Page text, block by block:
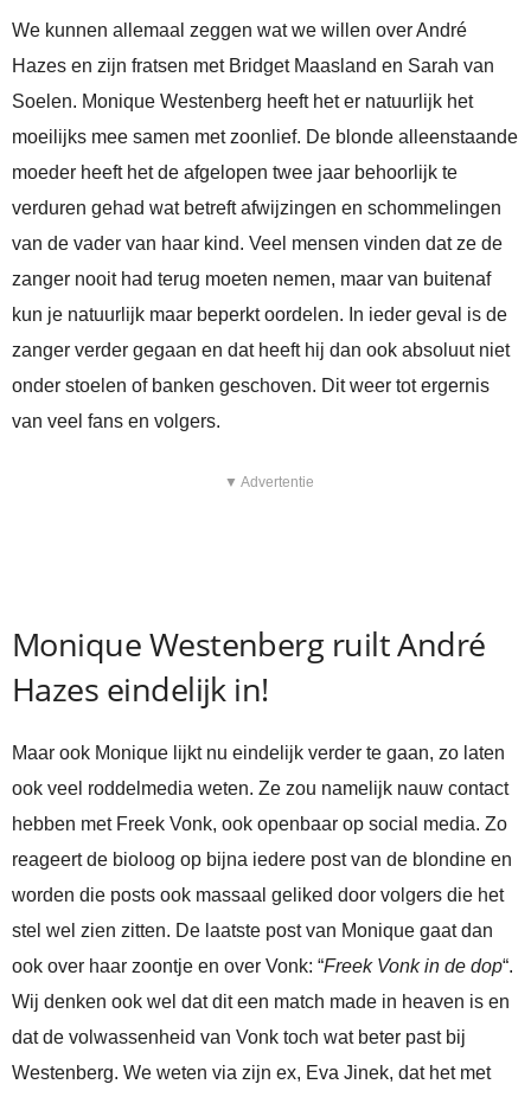
We kunnen allemaal zeggen wat we willen over André
Hazes en zijn fratsen met Bridget Maasland en Sarah van
Soelen. Monique Westenberg heeft het er natuurlijk het
moeilijks mee samen met zoonlief. De blonde alleenstaande
moeder heeft het de afgelopen twee jaar behoorlijk te
verduren gehad wat betreft afwijzingen en schommelingen
van de vader van haar kind. Veel mensen vinden dat ze de
zanger nooit had terug moeten nemen, maar van buitenaf
kun je natuurlijk maar beperkt oordelen. In ieder geval is de
zanger verder gegaan en dat heeft hij dan ook absoluut niet
onder stoelen of banken geschoven. Dit weer tot ergernis
van veel fans en volgers.
▼ Advertentie
Monique Westenberg ruilt André
Hazes eindelijk in!
Maar ook Monique lijkt nu eindelijk verder te gaan, zo laten
ook veel roddelmedia weten. Ze zou namelijk nauw contact
hebben met Freek Vonk, ook openbaar op social media. Zo
reageert de bioloog op bijna iedere post van de blondine en
worden die posts ook massaal geliked door volgers die het
stel wel zien zitten. De laatste post van Monique gaat dan
ook over haar zoontje en over Vonk: “Freek Vonk in de dop“.
Wij denken ook wel dat dit een match made in heaven is en
dat de volwassenheid van Vonk toch wat beter past bij
Westenberg. We weten via zijn ex, Eva Jinek, dat het met